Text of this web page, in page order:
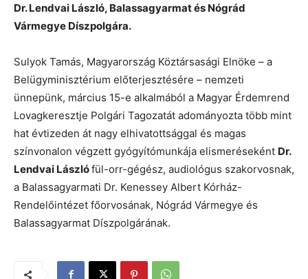
Dr. Lendvai László, Balassagyarmat és Nógrád
Vármegye Díszpolgára.
Sulyok Tamás, Magyarország Köztársasági Elnöke – a
Belügyminisztérium előterjesztésére – nemzeti
ünnepünk, március 15-e alkalmából a Magyar Érdemrend
Lovagkeresztje Polgári Tagozatát adományozta több mint
hat évtizeden át nagy elhivatottsággal és magas
színvonalon végzett gyógyítómunkája elismeréseként Dr.
Lendvai Lászlófül-orr-gégész, audiológus szakorvosnak,
a Balassagyarmati Dr. Kenessey Albert Kórház-
Rendelőintézet főorvosának, Nógrád Vármegye és
Balassagyarmat Díszpolgárának.